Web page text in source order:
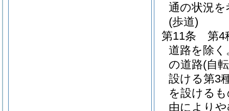
通の状況
(歩道)
第11条
第4
道路を除く
の道路(自
設ける第3
を設ける
由により